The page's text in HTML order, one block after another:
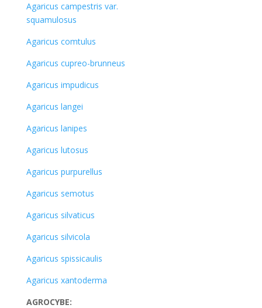
Agaricus campestris var.
squamulosus
Agaricus comtulus
Agaricus cupreo-brunneus
Agaricus impudicus
Agaricus langei
Agaricus lanipes
Agaricus lutosus
Agaricus purpurellus
Agaricus semotus
Agaricus silvaticus
Agaricus silvicola
Agaricus spissicaulis
Agaricus xantoderma
AGROCYBE: